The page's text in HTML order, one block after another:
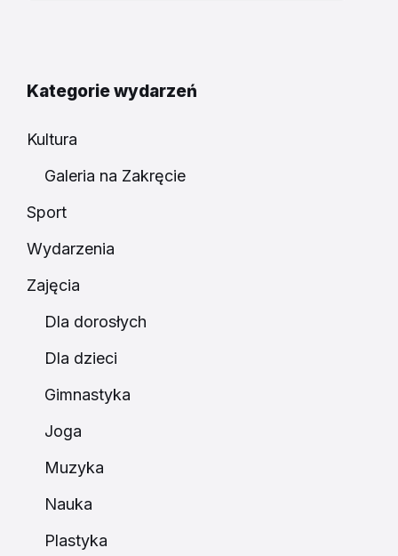
Kategorie wydarzeń
Kultura
Galeria na Zakręcie
Sport
Wydarzenia
Zajęcia
Dla dorosłych
Dla dzieci
Gimnastyka
Joga
Muzyka
Nauka
Plastyka